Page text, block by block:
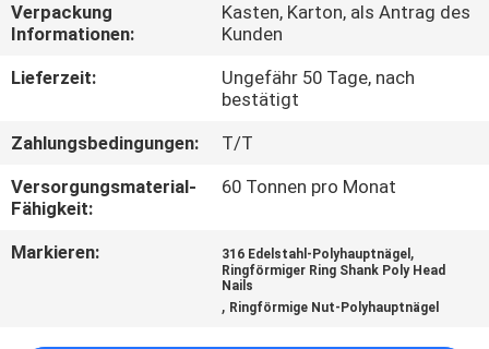
TRETEN
SIE
UNS
IN
VERBINDUNG
Verpackung
Informationen:
Kasten, Karton, als Antrag des
Kunden
Lieferzeit:
Ungefähr 50 Tage, nach
bestätigt
Zahlungsbedingungen:
T/T
Versorgungsmaterial-
Fähigkeit:
60 Tonnen pro Monat
Markieren: 316 Edelstahl-Polyhauptnägel ,
Ringförmiger Ring Shank Poly Head
Nails
, Ringförmige Nut-Polyhauptnägel